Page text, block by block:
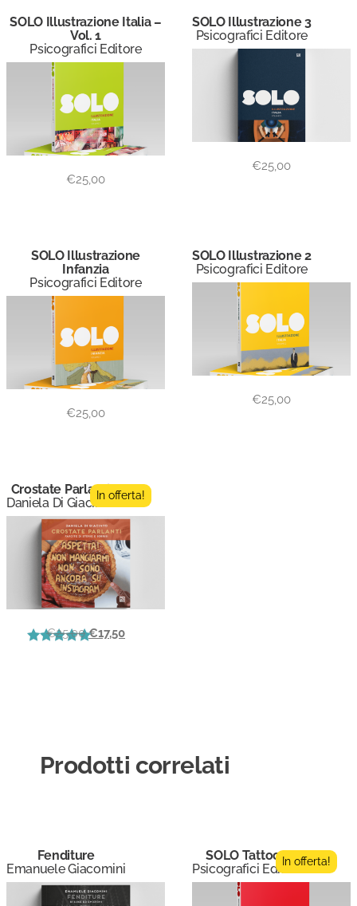
SOLO Illustrazione Italia –
Vol. 1
Psicografici Editore
€25,00
SOLO Illustrazione 3
Psicografici Editore
€25,00
SOLO Illustrazione
Infanzia
Psicografici Editore
€25,00
SOLO Illustrazione 2
Psicografici Editore
€25,00
Crostate Parlanti
Daniela Di GiacintoIn offerta!
€25,00 €17,50
Prodotti correlati
Fenditure
Emanuele Giacomini
SOLO Tattoo 2
Psicografici EditoreIn offerta!